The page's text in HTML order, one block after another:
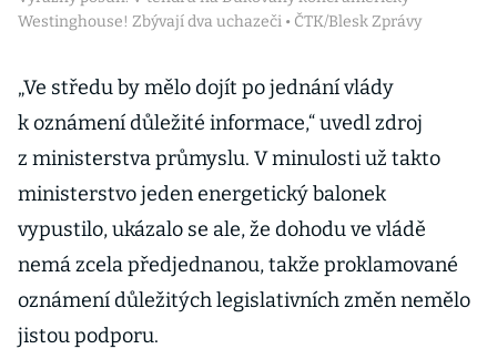
Westinghouse! Zbývají dva uchazeči • ČTK/Blesk Zprávy
„Ve středu by mělo dojít po jednání vlády
k oznámení důležité informace,“ uvedl zdroj
z ministerstva průmyslu. V minulosti už takto
ministerstvo jeden energetický balonek
vypustilo, ukázalo se ale, že dohodu ve vládě
nemá zcela předjednanou, takže proklamované
oznámení důležitých legislativních změn nemělo
jistou podporu.